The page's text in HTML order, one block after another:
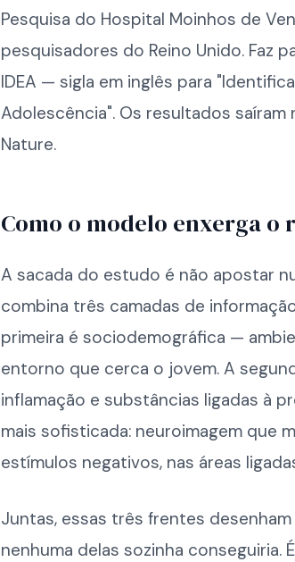
Pesquisa do Hospital Moinhos de
pesquisadores do Reino Unido. Faz
IDEA — sigla em inglês para
Adolescência". Os resultados saíram
Nature.
Como o modelo enxerga o
A sacada do estudo é não apostar
combina três camadas de
primeira é sociodemográfica —
entorno que cerca o jovem. A
inflamação e substâncias ligadas à
mais sofisticada: neuroimagem que
estímulos negativos, nas áreas
Juntas, essas três frentes
nenhuma delas sozinha conseguiria.